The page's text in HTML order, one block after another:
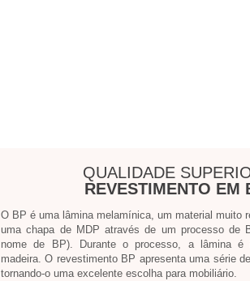
QUALIDADE
REVESTIMENTO EM
O BP é uma lâmina melamínica, um material muito
uma chapa de MDP através de um processo de
nome de BP). Durante o processo, a lâmina é
madeira. O revestimento BP apresenta uma série
tornando-o uma excelente escolha para mobiliário.